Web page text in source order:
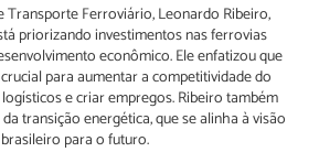
Transporte Ferroviário, Leonardo Ribeiro,
priorizando investimentos nas ferrovias
econômico. Ele enfatizou que
para aumentar a competitividade do
e criar empregos. Ribeiro também
transição energética, que se alinha à visão
para o futuro.